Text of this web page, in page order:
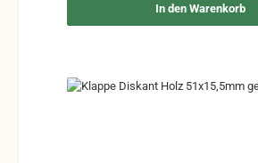
In den Warenkorb